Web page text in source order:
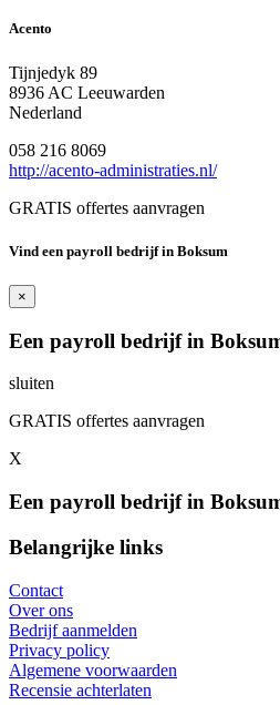
Acento
Tijnjedyk 89
8936 AC Leeuwarden
Nederland
058 216 8069
http://acento-administraties.nl/
GRATIS offertes aanvragen
Vind een payroll bedrijf in Boksum
×
Een payroll bedrijf in
sluiten
GRATIS offertes aanvragen
X
Een payroll bedrijf in
Belangrijke links
Contact
Over ons
Bedrijf aanmelden
Privacy policy
Algemene voorwaarden
Recensie achterlaten